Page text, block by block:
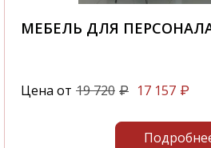
МЕБЕЛЬ ДЛЯ ПЕРСОНАЛА
Цена от 19 720 ₽ 17 157 ₽